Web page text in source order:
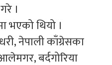
।
भएको थियो ।
नेपाली काँग्रेसका
बर्दगोरिया